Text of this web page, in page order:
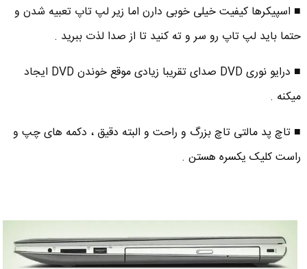
■ اسپیکرها کیفیت خیلی خوبی دارن اما زیر لپ تاپ تعبیه شدن و
حتما باید لپ تاپ رو سر و ته کنید تا از صدا لذت ببرید .
■ درایو نوری DVD صدای تقریبا زیادی موقع خوندن DVD ایجاد
میکنه .
■ تاچ پد مالتی تاچ بزرگ و راحت و البته دقیق ، دکمه های چپ و
راست کلیک یکسره هستن .